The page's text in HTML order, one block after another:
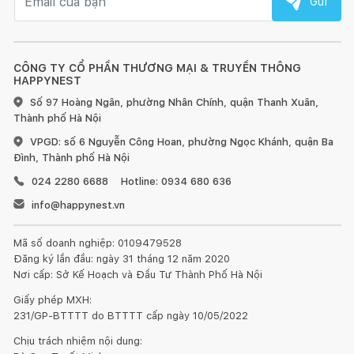
Đối với đồ nội thất làm từ gỗ, chúng tôi khuyến nghị nên
dùng sáp và xi bóng gỗ để chà sạch và làm mới ít nhất 6 tháng
một lần.
những tì vết tự nhiên mà không làm ảnh hưởng đến chất lượng
và tính thẩm mỹ của sản phẩm.
1. Đối với đồ gỗ ngoài trời:
CÔNG TY CỔ PHẦN THƯƠNG MẠI & TRUYỀN THÔNG
HAPPYNEST
Số 97 Hoàng Ngân, phường Nhân Chính, quận Thanh Xuân,
Thành phố Hà Nội
VPGD: số 6 Nguyễn Công Hoan, phường Ngọc Khánh, quận Ba
Đình, Thành phố Hà Nội
024 2280 6688
Hotline: 0934 680 636
info@happynest.vn
Mã số doanh nghiệp: 0109479528
Đăng ký lần đầu: ngày 31 tháng 12 năm 2020
Nơi cấp: Sở Kế Hoạch và Đầu Tư Thành Phố Hà Nội
Giấy phép MXH:
231/GP-BTTTT do BTTTT cấp ngày 10/05/2022
Chịu trách nhiệm nội dung: